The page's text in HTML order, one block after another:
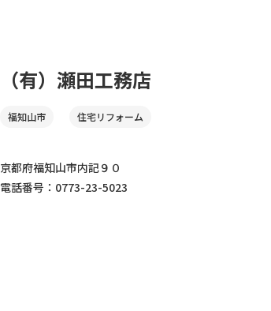
（有）瀬田工務店
福知山市 住宅リフォーム
京都府福知山市内記９０
電話番号：0773-23-5023